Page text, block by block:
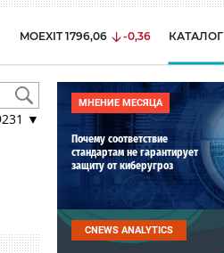
MOEXIT 1796,06 -0,36 КАТАЛОГ
▼
МНЕНИЕ МЕСЯЦА
Почему соответствие
стандартам не гарантирует
защиту от киберугроз
CNEWS ANALYTICS